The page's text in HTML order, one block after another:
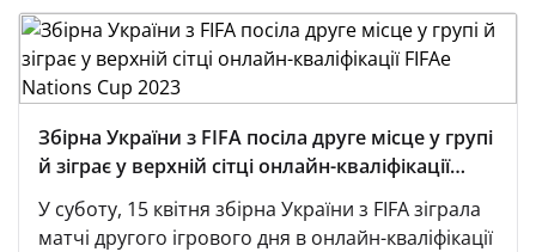
Збірна України з FIFA посіла друге місце у групі
й зіграє у верхній сітці онлайн-кваліфікації
FIFAe Nations Cup 2023
У суботу, 15 квітня збірна України з FIFA зіграла
матчі другого ігрового дня в онлайн-кваліфікації